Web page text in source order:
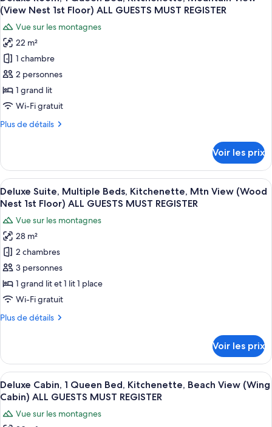
Beach
View
(Cloud
9
Cabin)
ALL
GUESTS
MUST
REGISTER
chambre
Deluxe
Cabin,
Queen
Bed,
Kitchenette,
View
(Cloud
Cabin)
REGISTER
toutes
les
photos
pour
ce
type
de
chambre :
Room,
Bed,
Kitchenette,
Mountain
View
(View
Nest
1st
Floor)
ALL
GUESTS
MUST
(View Nest 1st Floor) ALL GUESTS MUST REGISTER
Vue sur les montagnes
22 m²
1 chambre
2 personnes
1 grand lit
Wi-Fi gratuit
Plus de détails
Plus
le
type
de
chambre
Room,
Queen
Bed,
Kitchenette,
View
(View
1st
MUST
REGISTER
Voir les prix
Afficher
toutes
photos
pour
ce
type
de
chambre :
Suite,
Kitchenette,
Mtn
View
(Wood
Nest
Deluxe Suite, Multiple Beds,
24
Deluxe Suite, Multiple Beds, Kitchenette, Mtn View (Wood
Nest 1st Floor) ALL GUESTS MUST REGISTER
Vue sur les montagnes
28 m²
2 chambres
3 personnes
1 grand lit et 1 lit 1 place
Wi-Fi gratuit
Plus de détails
Plus
le
type
de
chambre
Suite,
Voir les prix
Afficher
toutes
photos
Deluxe Cabin, 1 Queen Bed,
15
Deluxe Cabin, 1 Queen Bed, Kitchenette, Beach View (Wing
Cabin) ALL GUESTS MUST REGISTER
Vue sur les montagnes